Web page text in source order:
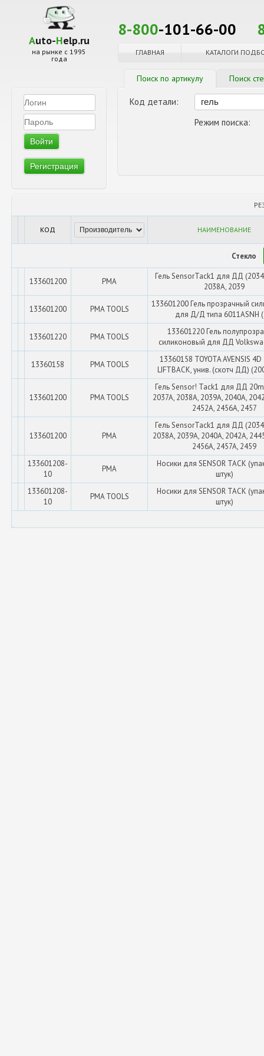
Auto-Help.ru
на рынке с 1995
года
Регистрация
8-800-101-66-00
ГЛАВНАЯ КАТАЛОГИ
Поиск по артикулу Поиск
Код детали:
Режим поиска:
КОД НАИМЕНОВАНИЕ
Стекло
133601200 PMA
Гель SensorTack1 для ДД
2038A, 2039
133601200 PMA TOOLS
133601200 Гель прозрачный
для Д/Д типа 6011ASNH
133601220 PMA TOOLS
133601220 Гель
силиконовый для ДД
13360158 PMA TOOLS
13360158 TOYOTA AVENSIS 4D
LIFTBACK, унив. (скотч ДД)
133601200 PMA TOOLS
Гель Sensor! Tack1 для ДД
2037A, 2038A, 2039A, 2040A,
2452A, 2456A, 2457
133601200 PMA
Гель SensorTack1 для ДД
2038A, 2039A, 2040A, 2042A,
2456A, 2457A, 2459
133601208-
10
PMA
Носики для SENSOR TACK
штук)
133601208-
10
PMA TOOLS
Носики для SENSOR TACK
штук)